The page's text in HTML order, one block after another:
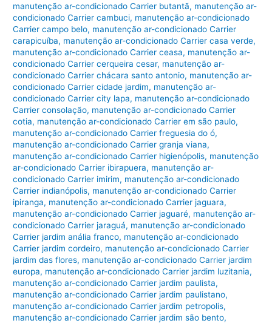
manutenção ar-condicionado Carrier butantã, manutenção ar-
condicionado Carrier cambuci, manutenção ar-condicionado
Carrier campo belo, manutenção ar-condicionado Carrier
carapicuíba, manutenção ar-condicionado Carrier casa verde,
manutenção ar-condicionado Carrier ceasa, manutenção ar-
condicionado Carrier cerqueira cesar, manutenção ar-
condicionado Carrier chácara santo antonio, manutenção ar-
condicionado Carrier cidade jardim, manutenção ar-
condicionado Carrier city lapa, manutenção ar-condicionado
Carrier consolação, manutenção ar-condicionado Carrier
cotia, manutenção ar-condicionado Carrier em são paulo,
manutenção ar-condicionado Carrier freguesia do ó,
manutenção ar-condicionado Carrier granja viana,
manutenção ar-condicionado Carrier higienópolis, manutenção
ar-condicionado Carrier ibirapuera, manutenção ar-
condicionado Carrier imirim, manutenção ar-condicionado
Carrier indianópolis, manutenção ar-condicionado Carrier
ipiranga, manutenção ar-condicionado Carrier jaguara,
manutenção ar-condicionado Carrier jaguaré, manutenção ar-
condicionado Carrier jaraguá, manutenção ar-condicionado
Carrier jardim anália franco, manutenção ar-condicionado
Carrier jardim cordeiro, manutenção ar-condicionado Carrier
jardim das flores, manutenção ar-condicionado Carrier jardim
europa, manutenção ar-condicionado Carrier jardim luzitania,
manutenção ar-condicionado Carrier jardim paulista,
manutenção ar-condicionado Carrier jardim paulistano,
manutenção ar-condicionado Carrier jardim petropolis,
manutenção ar-condicionado Carrier jardim são bento,